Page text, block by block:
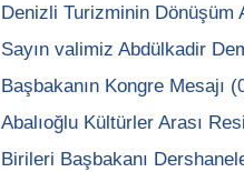
Denizli Turizminin Dönüşüm
Sayın valimiz Abdülkadir
Başbakanın Kongre Mesajı
Abalıoğlu Kültürler Arası
Birileri Başbakanı